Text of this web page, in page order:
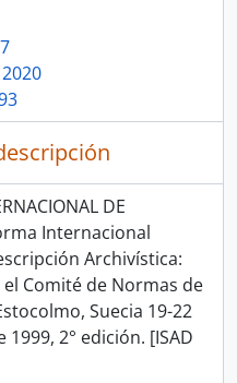
DE
Internacional
Archivística:
Comité de Normas de
Suecia 19-22
2° edición. [ISAD